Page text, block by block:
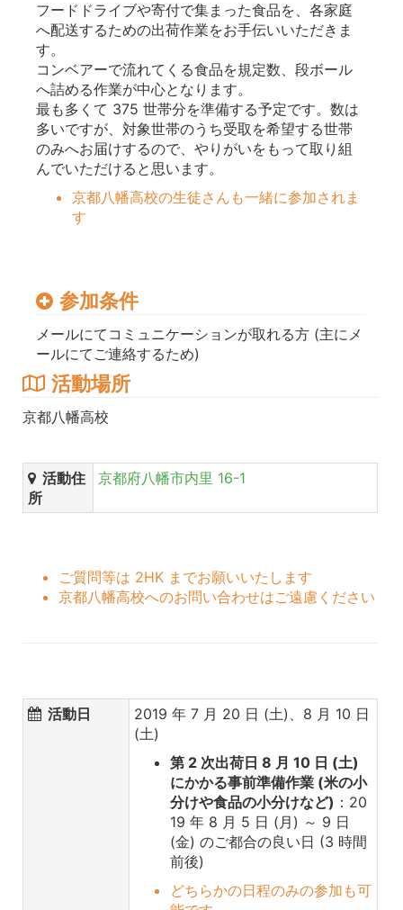
フードドライブや寄付で集まった食品を、各家庭
へ配送するための出荷作業をお手伝いいただきま
す。
コンベアーで流れてくる食品を規定数、段ボール
へ詰める作業が中心となります。
最も多くて 375 世帯分を準備する予定です。数は
多いですが、対象世帯のうち受取を希望する世帯
のみへお届けするので、やりがいをもって取り組
んでいただけると思います。
京都八幡高校の生徒さんも一緒に参加されま
す
参加条件
メールにてコミュニケーションが取れる方 (主にメ
ールにてご連絡するため)
活動場所
京都八幡高校
活動住
所
京都府八幡市内里 16-1
ご質問等は 2HK までお願いいたします
京都八幡高校へのお問い合わせはご遠慮ください
活動日
2019 年 7 月 20 日 (土)、8 月 10 日
(土)
第 2 次出荷日 8 月 10 日 (土)
にかかる事前準備作業 (米の小
分けや食品の小分けなど) ：20
19 年 8 月 5 日 (月) ～ 9 日
(金) のご都合の良い日 (3 時間
前後)
どちらかの日程のみの参加も可